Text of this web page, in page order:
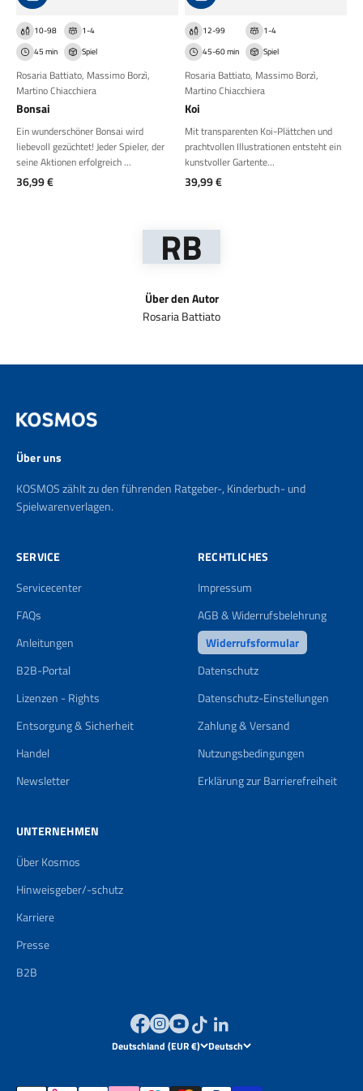
10-98
1-4
45 min
Spiel
Rosaria Battiato, Massimo Borzì,
Martino Chiacchiera
Bonsai
Ein wunderschöner Bonsai wird
liebevoll gezüchtet! Jeder Spieler, der
seine Aktionen erfolgreich ...
Angebot
36,99 €
12-99
1-4
45-60 min
Spiel
Rosaria Battiato, Massimo Borzì,
Martino Chiacchiera
Koi
Mit transparenten Koi-Plättchen und
prachtvollen Illustrationen entsteht ein
kunstvoller Gartente...
Angebot
39,99 €
RB
Über den Autor
Über uns
KOSMOS zählt zu den führenden Ratgeber-, Kinderbuch- und
Spielwarenverlagen.
SERVICE
Servicecenter
FAQs
Anleitungen
B2B-Portal
Lizenzen - Rights
Entsorgung & Sicherheit
Handel
Newsletter
RECHTLICHES
Impressum
AGB & Widerrufsbelehrung
Widerrufsformular
Datenschutz
Datenschutz-Einstellungen
Zahlung & Versand
Nutzungsbedingungen
Erklärung zur Barrierefreiheit
UNTERNEHMEN
Über Kosmos
Hinweisgeber/-schutz
Karriere
Presse
B2B
Deutschland (EUR €) Deutsch